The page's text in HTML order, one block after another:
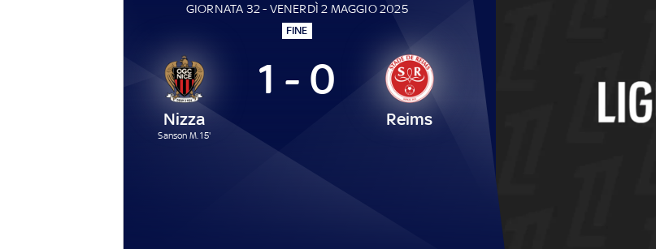
GIORNATA 32 - VENERDÌ 2 MAGGIO 2025
FINE
Nizza
Sanson M. 15'
1 - 0
Reims